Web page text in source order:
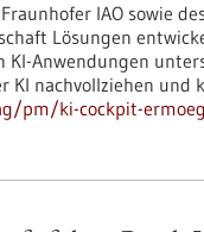
IAO sowie
Lösungen
Anwendungen
KI nachvollziehen und
pm/ki-cockpit-